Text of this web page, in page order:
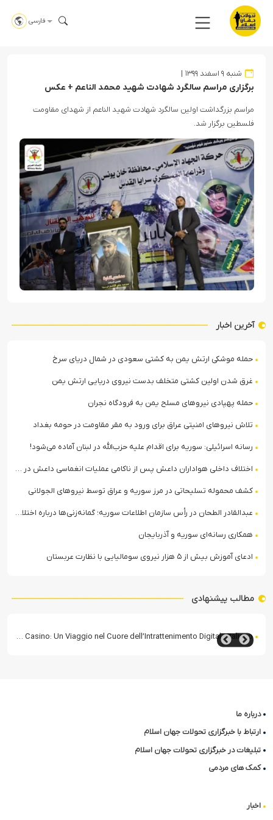
فارسی
شنبه ۹ اسفند ۱۳۹۹
برگزاری مراسم سالگرد شهادت شهید محمد الناعم + عکس
مراسم بزرگداشت اولین سالگرد شهادت شهید الناعم از شهدای مقاومت
فلسطین برگزار شد.
آخرین اخبار
حمله موشکی ارتش یمن به کشتی سعودی در شمال دریای سرخ
غرق شدن اولین کشتی متخلف بدست نیروی دریایی ارتش یمن
حمله پهپادی نیروهای مسلح یمن به فرودگاه نجران
تلاش نیروهای امنیتی عراق برای ورود به مقر مقاومت در حومه بغداد
رسانه اسرائیلی: سوریه برای اقدام علیه حزب‌الله در لبنان آماده می‌شود!
اختلاف داخلی هواداران داعش پس از ناکامی عملیات انغماسی داعش در رقه
کشف محموله تسلیحاتی در مرز سوریه و عراق توسط نیروهای الجولانی
عبدالقادر الطحان در رأس سازمان اطلاعات سوریه؛ گمانه‌زنی‌ها درباره اختلافات در ساختار امنیتی
همکاری رسانه‌ای سوریه و آذربایجان
ادعای آموزش بیش از ۵ هزار نیروی سومالیایی با نظارت عربستان
مطالب پیشنهادی
Casea Casino: Un Viaggio nel Cuore dell’Intrattenimento Digitale Italiano
درباره ما
ارتباط با خبرگزاری تحولات جهان اسلام
تبلیغات در خبرگزاری تحولات جهان اسلام
کمک های مردمی
اخبار